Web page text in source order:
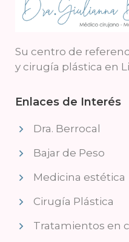
Su centro de
y cirugía plástica en
Enlaces de Interés
Dra. Berrocal
Bajar de Peso
Medicina estética
Cirugía Plástica
Tratamientos en